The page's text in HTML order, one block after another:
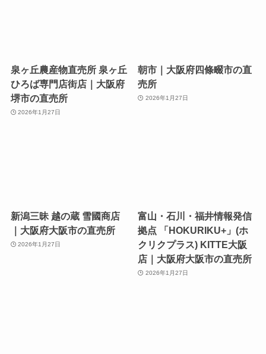
泉ヶ丘農産物直売所 泉ヶ丘
ひろば専門店街店｜大阪府
堺市の直売所
2026年1月27日
朝市｜大阪府四條畷市の直
売所
2026年1月27日
新潟三昧 越の蔵 雪國商店
｜大阪府大阪市の直売所
2026年1月27日
富山・石川・福井情報発信
拠点 「HOKURIKU+」(ホ
クリクプラス) KITTE大阪
店｜大阪府大阪市の直売所
2026年1月27日